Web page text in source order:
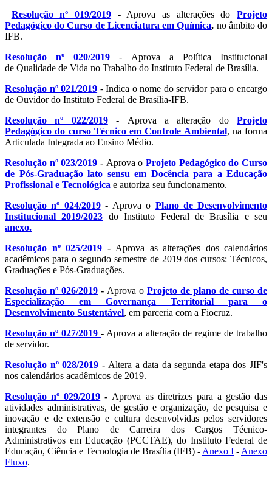
Resolução nº 019/2019
- Aprova as alterações doProjeto
Pedagógico do Curso de Licenciatura em Química, no âmbito do
IFB.
Resolução nº 020/2019 - Aprova a Política Institucional
de Qualidade de Vida no Trabalho do Instituto Federal de Brasília.
Resolução nº 021/2019 - Indica o nome do servidor para o encargo
de Ouvidor do Instituto Federal de Brasília-IFB.
Resolução nº 022/2019- Aprova a alteração do Projeto
Pedagógico do curso Técnico em Controle Ambiental, na forma
Articulada Integrada ao Ensino Médio.
Resolução nº 023/2019 - Aprova oProjeto Pedagógico do Curso
de Pós-Graduação lato sensu em Docência para a Educação
Profissional e Tecnológica e autoriza seu funcionamento.
Resolução nº 024/2019- Aprova o Plano de Desenvolvimento
Institucional 2019/2023 do Instituto Federal de Brasília e seu
anexo.
Resolução nº 025/2019 - Aprova as alterações dos calendários
acadêmicos para o segundo semestre de 2019 dos cursos: Técnicos,
Graduações e Pós-Graduações.
Resolução nº 026/2019 - Aprova o Projeto de plano de curso de
Especialização em Governança Territorial para o
Desenvolvimento Sustentável, em parceria com a Fiocruz.
Resolução nº 027/2019 - Aprova a alteração de regime de trabalho
de servidor.
Resolução nº 028/2019 - Altera a data da segunda etapa dos JIF's
nos calendários acadêmicos de 2019.
Resolução nº 029/2019 - Aprova as diretrizes para a gestão das
atividades administrativas, de gestão e organização, de pesquisa e
inovação e de extensão e cultura desenvolvidas pelos servidores
integrantes do Plano de Carreira dos Cargos Técnico-
Administrativos em Educação (PCCTAE), do Instituto Federal de
Educação, Ciência e Tecnologia de Brasília (IFB) - Anexo I - Anexo
Fluxo.